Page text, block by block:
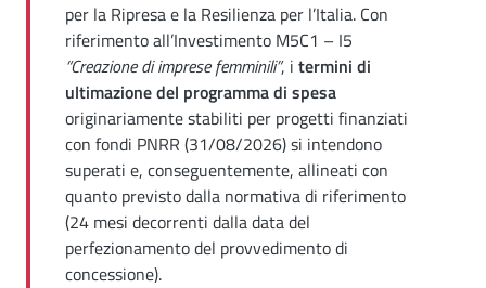
per la Ripresa e la Resilienza per l’Italia. Con
riferimento all’Investimento M5C1 – I5
“Creazione di imprese femminili”, i termini di
ultimazione del programma di spesa
originariamente stabiliti per progetti finanziati
con fondi PNRR (31/08/2026) si intendono
superati e, conseguentemente, allineati con
quanto previsto dalla normativa di riferimento
(24 mesi decorrenti dalla data del
perfezionamento del provvedimento di
concessione).